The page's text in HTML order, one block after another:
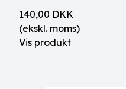
140,00 DKK
(ekskl. moms)
Vis produkt